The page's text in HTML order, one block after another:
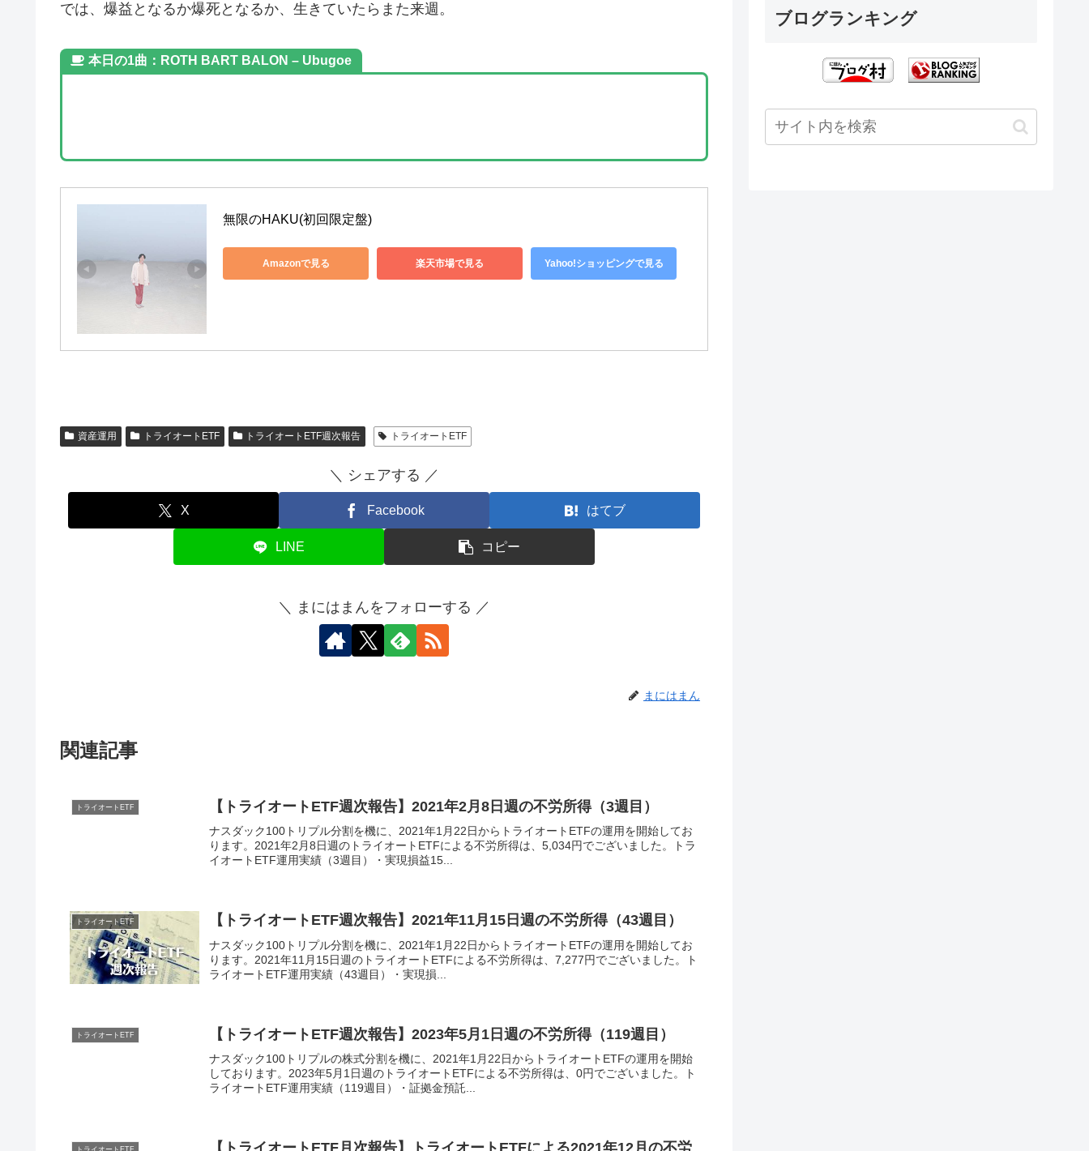
では、爆益となるか爆死となるか、生きていたらまた来週。
本日の1曲：ROTH BART BALON – Ubugoe
無限のHAKU(初回限定盤)
Amazonで見る 楽天市場で見る Yahoo!ショッピングで見る
資産運用 トライオートETF トライオートETF週次報告 トライオートETF
＼ シェアする ／
X Facebook はてブ
LINE コピー
＼ まにはまんをフォローする ／
まにはまん
関連記事
トライオートETF 【トライオートETF週次報告】2021年2月8日週の不労所得（3週目）
ナスダック100トリプル分割を機に、2021年1月22日からトライオートETFの運用を開始してお
ります。2021年2月8日週のトライオートETFによる不労所得は、5,034円でございました。トラ
イオートETF運用実績（3週目）・実現損益15...
トライオートETF 【トライオートETF週次報告】2021年11月15日週の不労所得（43週目）
ナスダック100トリプル分割を機に、2021年1月22日からトライオートETFの運用を開始してお
ります。2021年11月15日週のトライオートETFによる不労所得は、7,277円でございました。ト
ライオートETF運用実績（43週目）・実現損...
トライオートETF 【トライオートETF週次報告】2023年5月1日週の不労所得（119週目）
ナスダック100トリプルの株式分割を機に、2021年1月22日からトライオートETFの運用を開始
しております。2023年5月1日週のトライオートETFによる不労所得は、0円でございました。ト
ライオートETF運用実績（119週目）・証拠金預託...
トライオートETF
ブログランキング